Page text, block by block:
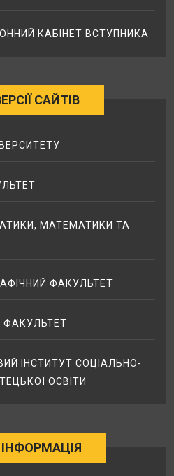
КАБІНЕТ ВСТУПНИКА
САЙТІВ
МАТЕМАТИКИ ТА
ФАКУЛЬТЕТ
ФАКУЛЬТЕТ
ІНСТИТУТ СОЦІАЛЬНО-
ОСВІТИ
ІНФОРМАЦІЯ